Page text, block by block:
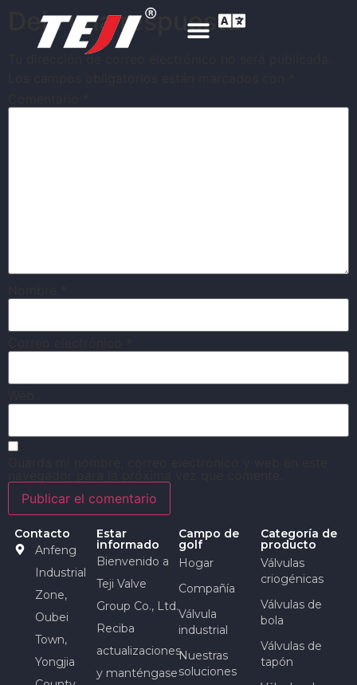
Deja una respuesta
Tu dirección de correo electrónico no será publicada.
Contacto
Anfeng
Industrial
Zone,
Oubei
Town,
Yongjia
Estar
informado
Bienvenido a
Teji Valve
Group Co., Ltd.
Reciba
actualizaciones
y manténgase
Campo de
golf
Hogar
Compañía
Válvula
industrial
Nuestras
soluciones
Categoría de
producto
Válvulas
criogénicas
Válvulas de
bola
Válvulas de
tapón